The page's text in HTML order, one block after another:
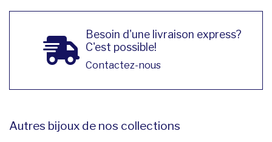
Besoin d'une livraison express?
C'est possible!
Contactez-nous
Autres bijoux de nos collections